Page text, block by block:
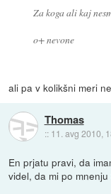
Za koga ali kaj
o+ nevone
ali pa v kolikšni meri
Thomas
:: 11. avg 2010,
En prjatu pravi, da
videl, da mi po